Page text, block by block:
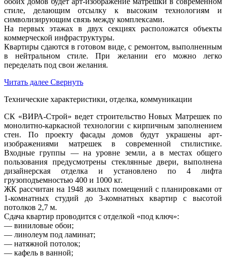
стиле, делающим отсылку к высоким технологиям и
символизирующим связь между комплексами.
На первых этажах в двух секциях расположатся объекты
коммерческой инфраструктуры.
Квартиры сдаются в готовом виде, с ремонтом, выполненным
в нейтральном стиле. При желании его можно легко
переделать под свои желания.
Читать далее Свернуть
Технические характеристики, отделка, коммуникации
СК «ВИРА-Строй» ведет строительство Новых Матрешек по
монолитно-каркасной технологии с кирпичным заполнением
стен. По проекту фасады домов будут украшены арт-
изображениями матрешек в современной стилистике.
Входные группы — на уровне земли, а в местах общего
пользования предусмотрены стеклянные двери, выполнена
дизайнерская отделка и установлено по 4 лифта
грузоподъемностью 400 и 1000 кг.
ЖК рассчитан на 1948 жилых помещений с планировками от
1-комнатных студий до 3-комнатных квартир с высотой
потолков 2,7 м.
Сдача квартир проводится с отделкой «под ключ»:
— виниловые обои;
— линолеум под ламинат;
— натяжной потолок;
— кафель в ванной;